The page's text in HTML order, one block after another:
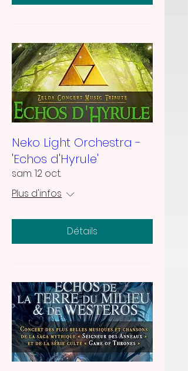
Neko Light Orchestra -
'Echos d'Hyrule'
sam. 12 oct.
Plus d'infos
Détails